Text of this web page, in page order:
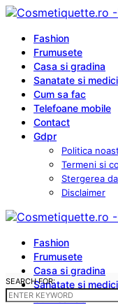
Fashion
Frumusete
Casa si gradina
Sanatate si
Cum sa fac
Telefoane mobile
Contact
Gdpr
Politica
Termeni si
Stergerea
Disclaimer
Fashion
Frumusete
Casa si gradina
Sanatate si
Cum sa fac
SEARCH FOR: